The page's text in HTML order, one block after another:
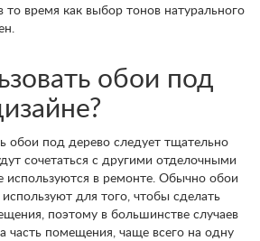
то время как выбор тонов натурального
обои под
обои под дерево следует тщательно
сочетаться с другими отделочными
используются в ремонте. Обычно обои
для того, чтобы сделать
поэтому в большинстве случаев
часть помещения, чаще всего на одну